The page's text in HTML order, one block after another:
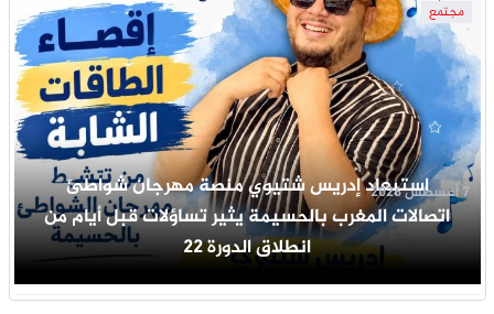
مجتمع
استبعاد إدريس شتيوي منصة مهرجان شواطئ
اتصالات المغرب بالحسيمة يثير تساؤلات قبل أيام من
انطلاق الدورة 22
7 أغسطس 2026